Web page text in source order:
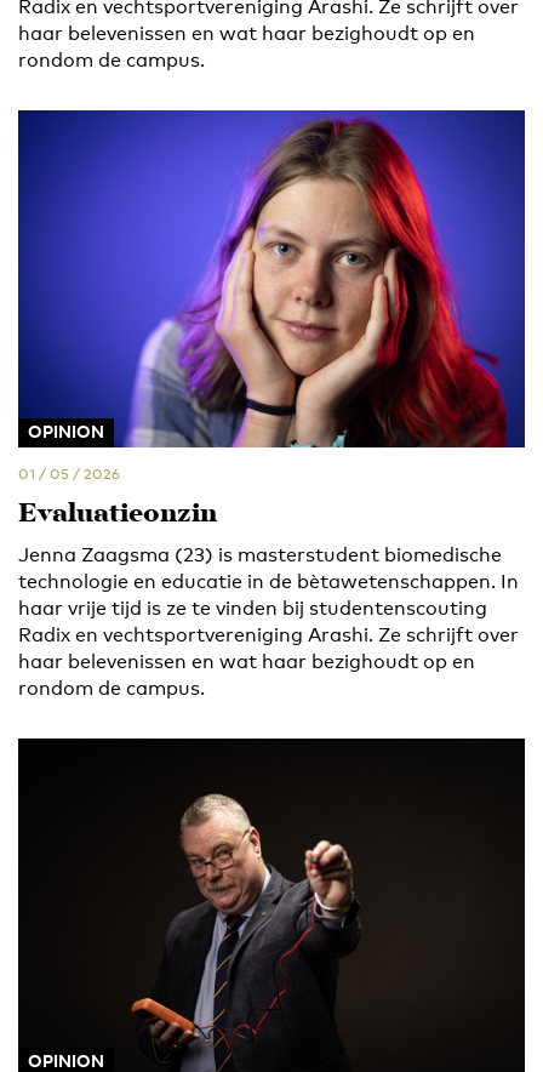
Radix en vechtsportvereniging Arashi. Ze schrijft over
haar belevenissen en wat haar bezighoudt op en
rondom de campus.
OPINION
01 / 05 / 2026
Evaluatieonzin
Jenna Zaagsma (23) is masterstudent biomedische
technologie en educatie in de bètawetenschappen. In
haar vrije tijd is ze te vinden bij studentenscouting
Radix en vechtsportvereniging Arashi. Ze schrijft over
haar belevenissen en wat haar bezighoudt op en
rondom de campus.
OPINION